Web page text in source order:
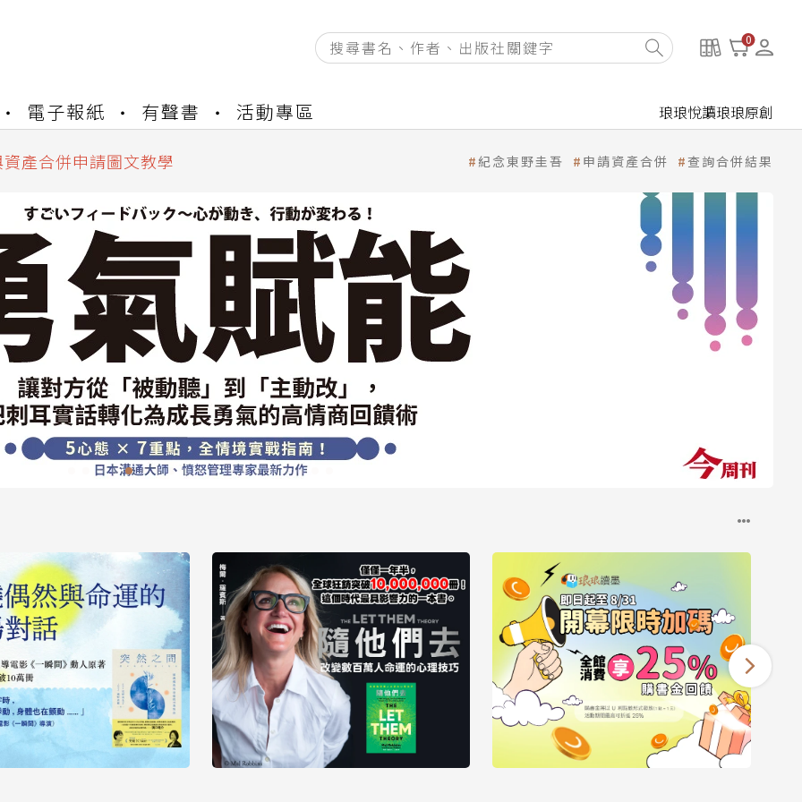
0
電子報紙 有聲書 活動專區 琅琅悅讀琅琅原創
開通申請
產合併申請圖文教學
開通申請
紀念東野圭吾 申請資產合併 查詢合併結果